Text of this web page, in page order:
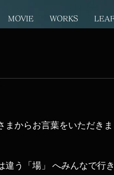
MOVIE WORKS
からお言葉をいただき
う「場」 へみんなで行